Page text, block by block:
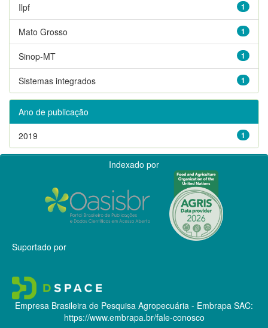
1
Ilpf
1
Mato Grosso
1
Sinop-MT
1
Sistemas integrados
Ano de publicação
1
2019
Indexado por
Suportado por
Empresa Brasileira de Pesquisa Agropecuária - Embrapa SAC:
https://www.embrapa.br/fale-conosco